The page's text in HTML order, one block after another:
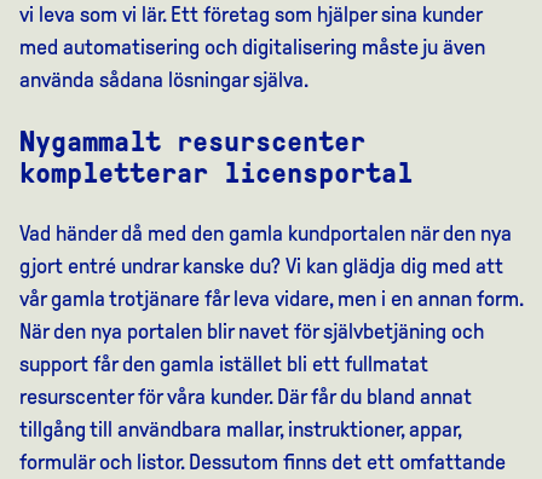
vi leva som vi lär. Ett företag som hjälper sina kunder
med automatisering och digitalisering måste ju även
använda sådana lösningar själva.
Nygammalt resurscenter
kompletterar licensportal
Vad händer då med den gamla kundportalen när den nya
gjort entré undrar kanske du? Vi kan glädja dig med att
vår gamla trotjänare får leva vidare, men i en annan form.
När den nya portalen blir navet för självbetjäning och
support får den gamla istället bli ett fullmatat
resurscenter för våra kunder. Där får du bland annat
tillgång till användbara mallar, instruktioner, appar,
formulär och listor. Dessutom finns det ett omfattande